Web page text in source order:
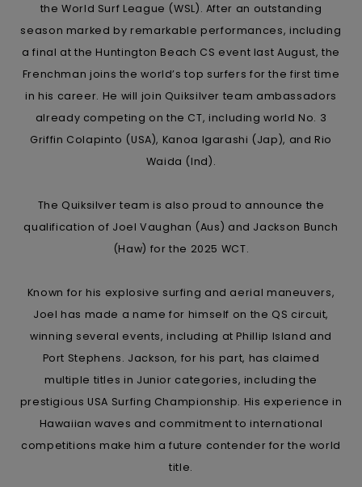
the World Surf League (WSL). After an outstanding
season marked by remarkable performances, including
a final at the Huntington Beach CS event last August, the
Frenchman joins the world’s top surfers for the first time
in his career. He will join Quiksilver team ambassadors
already competing on the CT, including world No. 3
Griffin Colapinto (USA), Kanoa Igarashi (Jap), and Rio
Waida (Ind).
The Quiksilver team is also proud to announce the
qualification of Joel Vaughan (Aus) and Jackson Bunch
(Haw) for the 2025 WCT.
Known for his explosive surfing and aerial maneuvers,
Joel has made a name for himself on the QS circuit,
winning several events, including at Phillip Island and
Port Stephens. Jackson, for his part, has claimed
multiple titles in Junior categories, including the
prestigious USA Surfing Championship. His experience in
Hawaiian waves and commitment to international
competitions make him a future contender for the world
title.